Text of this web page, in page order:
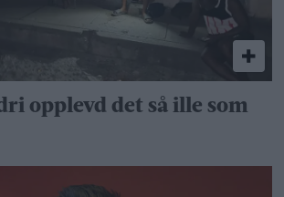
opplevd det så ille som